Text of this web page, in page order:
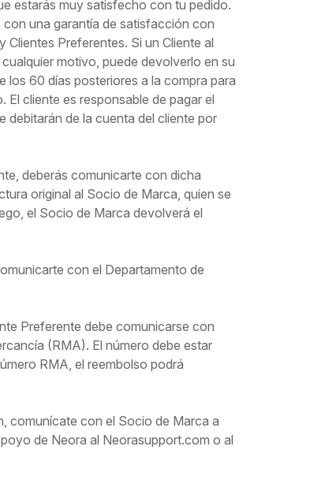
estarás muy satisfecho con tu pedido.
una garantía de satisfacción con
Preferentes. Si un Cliente al
motivo, puede devolverlo en su
los 60 días posteriores a la compra para
cliente es responsable de pagar el
de la cuenta del cliente por
deberás comunicarte con dicha
original al Socio de Marca, quien se
el Socio de Marca devolverá el
con el Departamento de
Preferente debe comunicarse con
(RMA). El número debe estar
RMA, el reembolso podrá
comunícate con el Socio de Marca a
de Neora al Neorasupport.com o al